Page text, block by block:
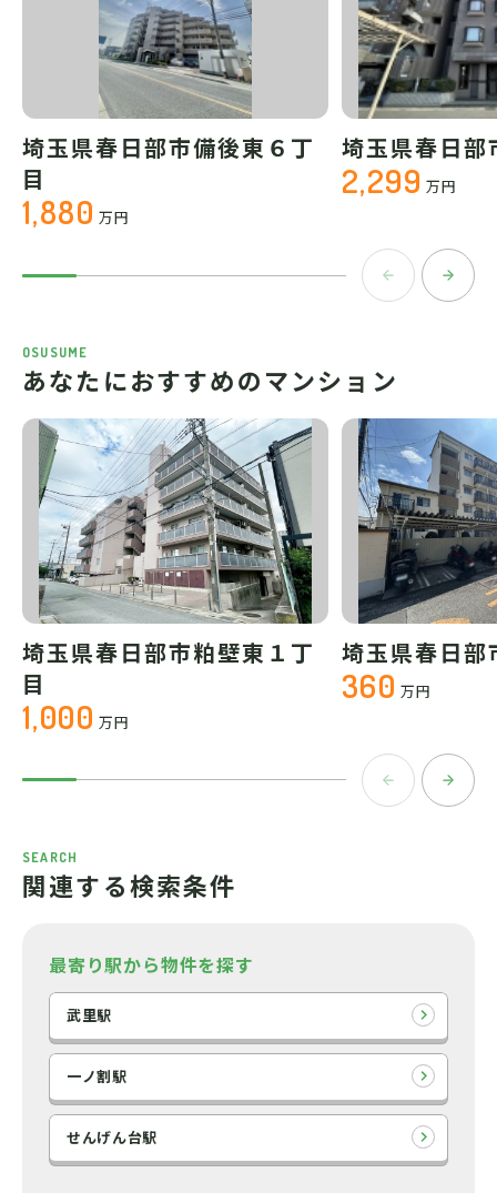
埼玉県春日部市備後東６丁
目
1,880 万円
埼玉県春日
2,299 万円
OSUSUME
あなたにおすすめのマンション
埼玉県春日部市粕壁東１丁
目
1,000 万円
埼玉県春日部
360 万円
SEARCH
関連する検索条件
最寄り駅から物件を探す
武里駅
一ノ割駅
せんげん台駅